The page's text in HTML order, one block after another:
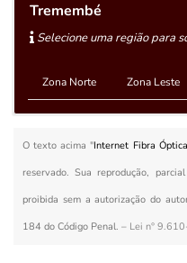
Tremembé
Selecione uma região para
Zona Norte Zona Leste
O texto acima "Internet Fibra
reservado. Sua reprodução,
proibida sem a autorização do
184 do Código Penal. – Lei n°